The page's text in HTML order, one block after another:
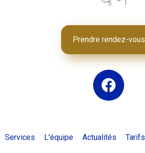
Prendre rendez-vous
Services L'équipe Actualités Tarifs